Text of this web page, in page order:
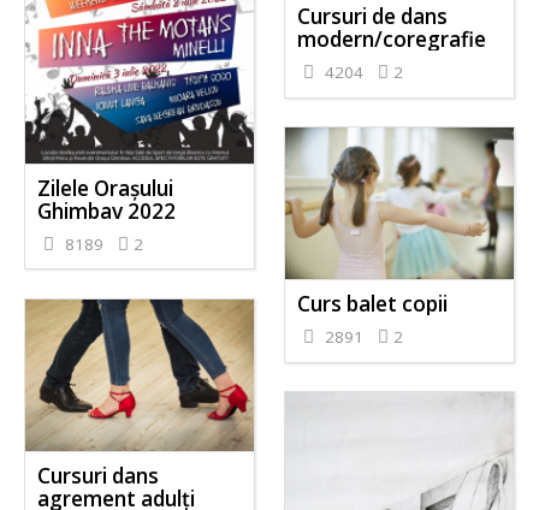
Zilele Orașului
Ghimbav 2022
8189 2
Cursuri de dans
modern/coregrafie
4204 2
Curs balet copii
2891 2
Cursuri dans
agrement adulți